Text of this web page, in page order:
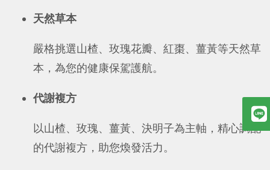
天然草本
嚴格挑選山楂、玫瑰花瓣、紅棗、薑黃等天然草
本，為您的健康保駕護航。
代謝複方
以山楂、玫瑰、薑黃、決明子為主軸，精心調配
的代謝複方，助您煥發活力。